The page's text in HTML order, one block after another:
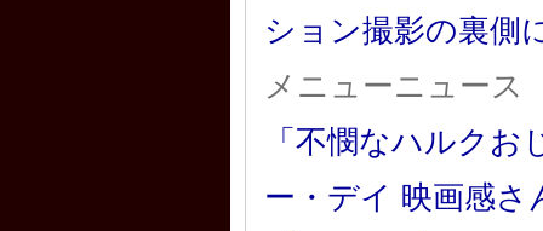
ション撮影の裏側
メニューニュース
「不憫なハルク
ー・デイ 映画感さ